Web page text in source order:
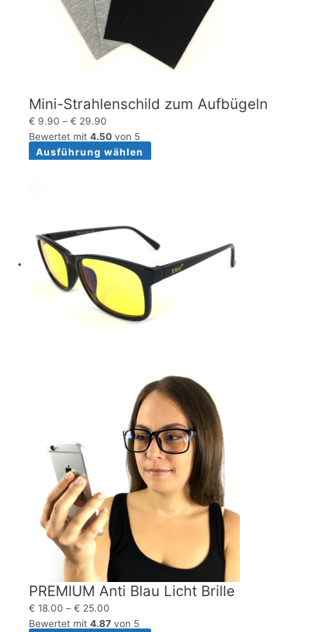
Mini-Strahlenschild zum Aufbügeln
€ 9.90 –€ 29.90
Bewertet mit4.50 von 5
Ausführung wählen
PREMIUM Anti Blau Licht Brille
€ 18.00 –€ 25.00
Bewertet mit4.87 von 5